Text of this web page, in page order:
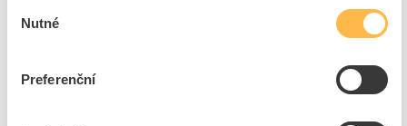
souhlasu
Nutné
Preferenční